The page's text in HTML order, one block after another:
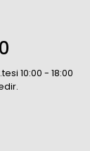
10:00 - 18:00